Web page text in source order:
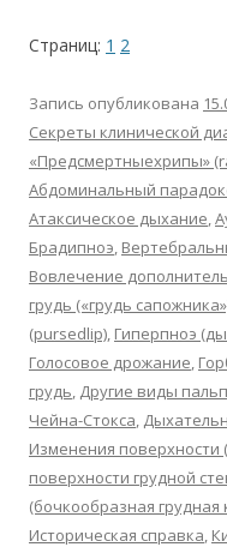
Страниц: 1 2
Запись опубликована
Секреты клинической
«Предсмертныехрипы»
Абдоминальный
Атаксическое дыхание,
Брадипноэ,
Вовлечение
грудь («грудь
(pursedlip), Гиперпноэ
Голосовое дрожание,
грудь, Другие виды
Чейна-Стокса,
Изменения поверхности
поверхности грудной
(бочкообразная грудная
Историческая справка,